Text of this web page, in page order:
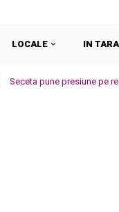
LOCALE IN TARA
Seceta pune presiune pe